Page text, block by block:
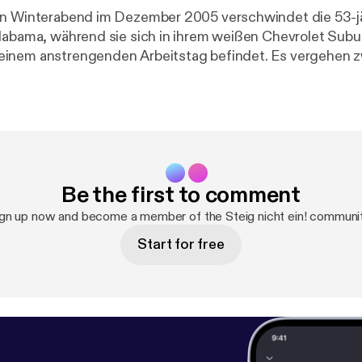
Winterabend im Dezember 2005 verschwindet die 53-
während sie sich in ihrem weißen Chevrolet
anstrengenden Arbeitstag befindet. Es vergehen
feststellen, dass sie mit ihren Ermittlungen in einer
Berg Neue Folgen "Steig nicht ein!" gibt es immer freitags
Be the first to comment
up now and become a member of the Steig nicht ein!
Start for free